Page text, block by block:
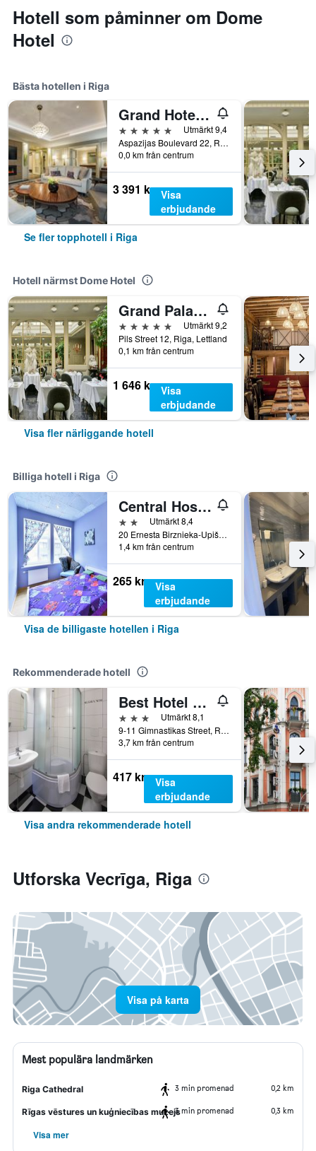
Hotell som påminner om Dome
Hotel
Bästa hotellen i Riga
Grand Hotel Kempinski Riga
5 stjärnor
Utmärkt 9,4
Aspazijas Boulevard 22, Riga, Lettland
0,0 km från centrum
3 391 kr Visa
erbjudande
Se fler topphotell i Riga
Hotell närmst Dome Hotel
Grand Palace Hotel
5 stjärnor
Utmärkt 9,2
Pils Street 12, Riga, Lettland
0,1 km från centrum
1 646 kr Visa
erbjudande
Visa fler närliggande hotell
Billiga hotell i Riga
Central Hostel
2 stjärnorUtmärkt 8,4
20 Ernesta Birznieka-Upiša Iela, Riga, Lettland
1,4 km från centrum
265 kr
Visa
erbjudande
Visa de billigaste hotellen i Riga
Rekommenderade hotell
Best Hotel Riga
3 stjärnorUtmärkt 8,1
9-11 Gimnastikas Street, Riga, Lettland
3,7 km från centrum
417 kr
Visa
erbjudande
Visa andra rekommenderade hotell
Utforska Vecrīga, Riga
Visa på karta
Mest populära landmärken
Riga Cathedral 3 min promenad 0,2 km
Rīgas vēstures un kuģniecības muzejs3 min promenad 0,3 km
Visa mer